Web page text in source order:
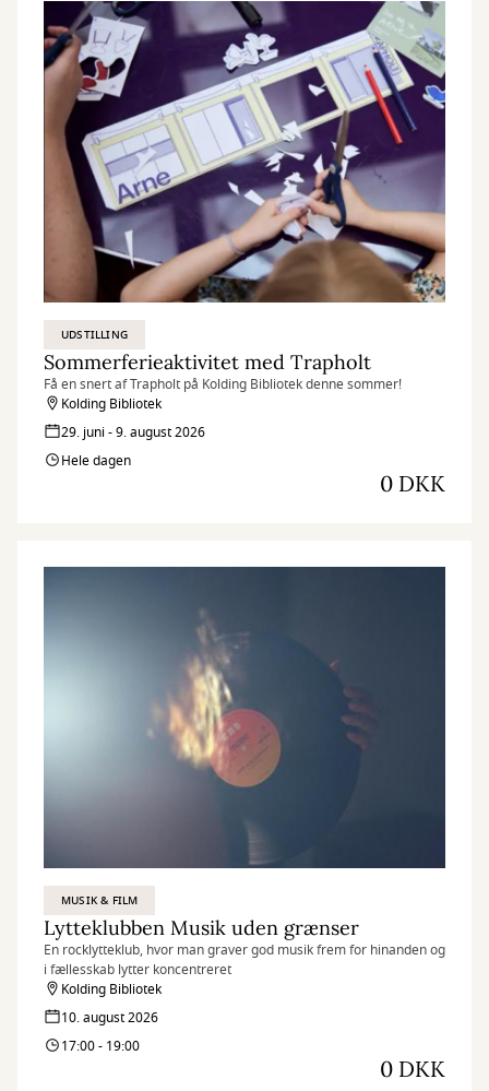
UDSTILLING
Sommerferieaktivitet med Trapholt
Få en snert af Trapholt på Kolding Bibliotek denne sommer!
Kolding Bibliotek
29. juni - 9. august 2026
Hele dagen
0 DKK
MUSIK & FILM
Lytteklubben Musik uden grænser
En rocklytteklub, hvor man graver god musik frem for hinanden og
i fællesskab lytter koncentreret
Kolding Bibliotek
10. august 2026
17:00 - 19:00
0 DKK